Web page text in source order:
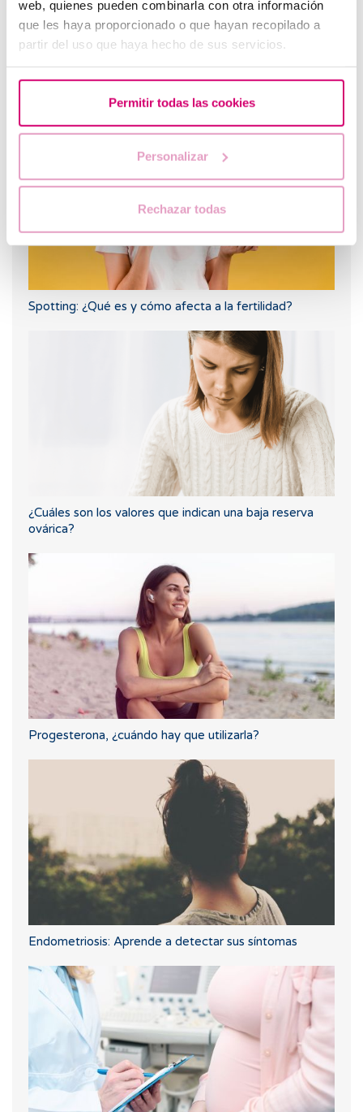
web, quienes pueden combinarla con otra información
que les haya proporcionado o que hayan recopilado a
partir del uso que haya hecho de sus servicios.
Permitir todas las cookies
Personalizar
Rechazar todas
Flujo marrón: causas, relación con la regla y el
Spotting: ¿Qué es y cómo afecta a la fertilidad?
¿Cuáles son los valores que indican una baja reserva
ovárica?
Progesterona, ¿cuándo hay que utilizarla?
Endometriosis: Aprende a detectar sus síntomas